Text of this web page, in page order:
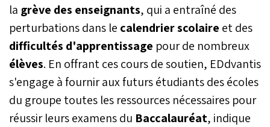
la grève des enseignants, qui a entraîné des
perturbations dans le calendrier scolaire et des
difficultés d'apprentissage pour de nombreux
élèves. En offrant ces cours de soutien, EDdvantis
s'engage à fournir aux futurs étudiants des écoles
du groupe toutes les ressources nécessaires pour
réussir leurs examens du Baccalauréat, indique